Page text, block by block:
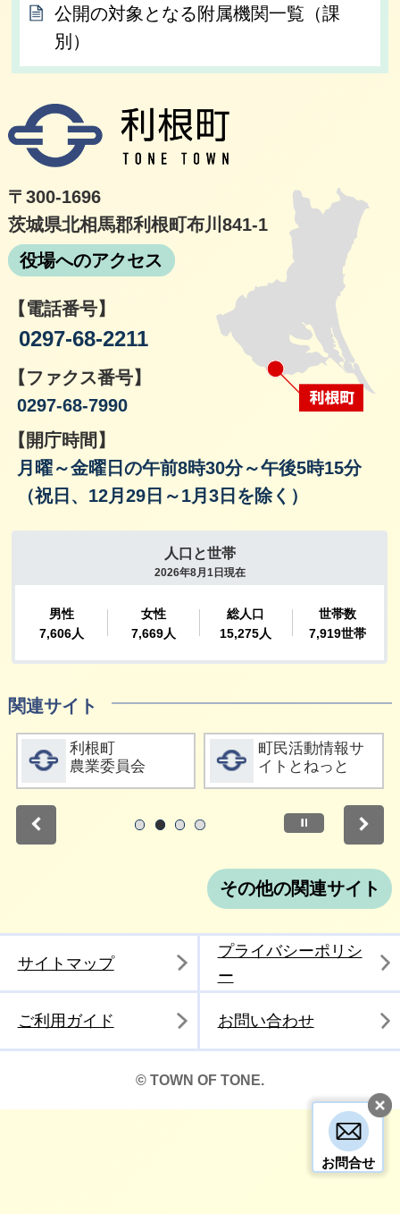
お問合せ
公開の対象となる附属機関一覧（課
別）
〒300-1696
茨城県北相馬郡利根町布川841-1
役場へのアクセス
【電話番号】
0297-68-2211
【ファクス番号】
0297-68-7990
【開庁時間】
月曜～金曜日の午前8時30分～午後5時15分
（祝日、12月29日～1月3日を除く）
関連サイト
詳細をみる
利根町
農業委員会
詳細をみる
町民活動情報サ
イトとねっと
停止
その他の関連サイト
サイトマップ
プライバシーポリシ
ー
ご利用ガイド お問い合わせ
© TOWN OF TONE.